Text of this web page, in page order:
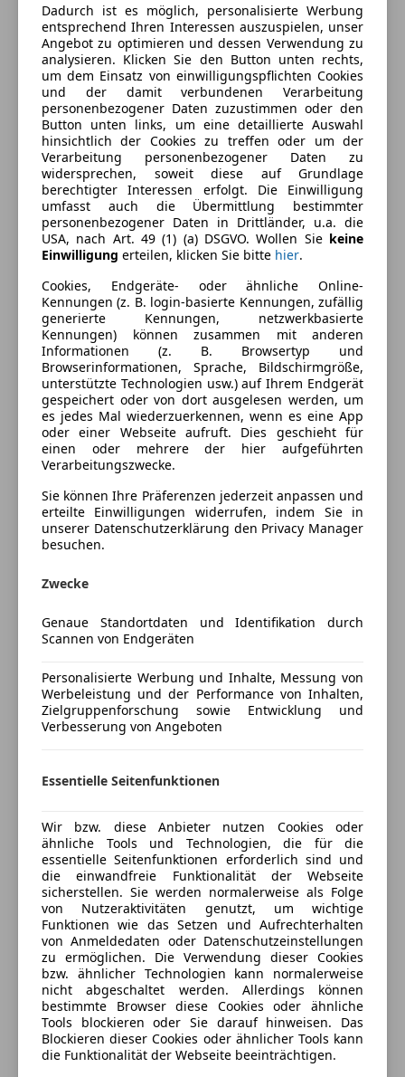
Energieverbrauch
Kraftstoff
Benzin
Kraftstoffverbrauch
10,50l/100 km (komb.)
CO₂-Emissionen
245 g/km (komb.)
Ausstattung
Komfort
Armlehne
Einparkhilfe
Einparkhilfe Rückfahrkamera
Einparkhilfe Sensoren hinten
Einparkhilfe Sensoren vorne
Elektrische Fensterheber
Elektrische Heckklappe
Elektrische Seitenspiegel
Elektrische Sitze
Getönte Scheiben
Lederlenkrad
Multifunktionslenkrad
Navigationssystem
Sitzheizung
Tempomat
Bluetooth
Bordcomputer
Radio
USB
Sicherheit
Airbag hinten
Beifahrerairbag
ESP
Fahrerairbag
Isofix
Kopfairbag
LED-Tagfahrlicht
Reifendruckkontrollsystem
Seitenairbag
Mehr anzeigen
Fahrzeugbeschreibung
Ich trenne mich schweren Herzens von meinem
gepflegten Audi RS5 Facelift mit dem 4,2-Liter V8
Sauger. Das Auto ist in einem wirklich tollen Zustand.
Alle Services wurden pünktlich und ausschließlich in
Fachwerkstätten gemacht.
entspannten Cruisen richtig Spaß macht. Die
Klappenabgasanlage kann je nach Stimmung dezent
oder schön kernig klingen. Das lässt sich über
Fernbedienung steuern.
Verbaut sind K&W Gewindefedern, Distanzscheiben
Diffusor, Spoiler Cap und MB Design Felgen. Alles ist
eingetragen. Die originalen Federn gebe ich dazu.
Mittelschalldämpfer tauschen möchte. Für mich wäre
Die hintere Bremsanlage wurde vor Kurzem erneuert,
natürlich mit originalen Audi Teilen. Verbaut sind die
sportlichen, gewölbten und gelochten
Bremsscheiben inklusive originaler Beläge. Die Reifen
(Falken 275/30 R20) sind praktisch neu und haben
erst rund 500 Kilometer hinter sich. Das Pickerl ist
frisch.
Die Folie kann ich auf Wunsch entfernen oder auch
komplett neu in derselben Farbe folieren lassen.
Preisbewertung
Mehr anzeigen
Versicherung
Kfz-Versicherung
Versicherungsschutz an Ihre Bedürfnisse
anpassen
Freischaden-Gutschein ab Stufe 0
Auto einfach online versichern & Rabatt holen
Jetzt berechnen
Verkäufer Privat
Dadurch ist es möglich, personalisierte Werbung
entsprechend Ihren Interessen auszuspielen, unser
Angebot zu optimieren und dessen Verwendung zu
analysieren. Klicken Sie den Button unten rechts,
um dem Einsatz von einwilligungspflichten Cookies
und der damit verbundenen Verarbeitung
personenbezogener Daten zuzustimmen oder den
Button unten links, um eine detaillierte Auswahl
hinsichtlich der Cookies zu treffen oder um der
Verarbeitung personenbezogener Daten zu
widersprechen, soweit diese auf Grundlage
berechtigter Interessen erfolgt. Die Einwilligung
umfasst auch die Übermittlung bestimmter
personenbezogener Daten in Drittländer, u.a. die
USA, nach Art. 49 (1) (a) DSGVO. Wollen Sie keine
Einwilligung erteilen, klicken Sie bitte hier.
Cookies, Endgeräte- oder ähnliche Online-
Kennungen (z. B. login-basierte Kennungen, zufällig
generierte Kennungen, netzwerkbasierte
Kennungen) können zusammen mit anderen
Informationen (z. B. Browsertyp und
Browserinformationen, Sprache, Bildschirmgröße,
unterstützte Technologien usw.) auf Ihrem Endgerät
gespeichert oder von dort ausgelesen werden, um
es jedes Mal wiederzuerkennen, wenn es eine App
oder einer Webseite aufruft. Dies geschieht für
einen oder mehrere der hier aufgeführten
Verarbeitungszwecke.
Sie können Ihre Präferenzen jederzeit anpassen und
erteilte Einwilligungen widerrufen, indem Sie in
unserer Datenschutzerklärung den Privacy Manager
besuchen.
Zwecke
Genaue Standortdaten und Identifikation durch
Scannen von Endgeräten
Personalisierte Werbung und Inhalte, Messung von
Werbeleistung und der Performance von Inhalten,
Zielgruppenforschung sowie Entwicklung und
Verbesserung von Angeboten
Essentielle Seitenfunktionen
Wir bzw. diese Anbieter nutzen Cookies oder
ähnliche Tools und Technologien, die für die
essentielle Seitenfunktionen erforderlich sind und
die einwandfreie Funktionalität der Webseite
sicherstellen. Sie werden normalerweise als Folge
von Nutzeraktivitäten genutzt, um wichtige
Funktionen wie das Setzen und Aufrechterhalten
von Anmeldedaten oder Datenschutzeinstellungen
zu ermöglichen. Die Verwendung dieser Cookies
bzw. ähnlicher Technologien kann normalerweise
nicht abgeschaltet werden. Allerdings können
bestimmte Browser diese Cookies oder ähnliche
Tools blockieren oder Sie darauf hinweisen. Das
Blockieren dieser Cookies oder ähnlicher Tools kann
die Funktionalität der Webseite beeinträchtigen.